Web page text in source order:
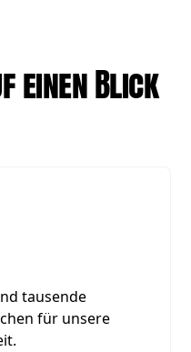
einen Blick
tausende
für unsere